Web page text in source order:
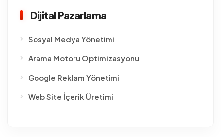
Dijital Pazarlama
Sosyal Medya Yönetimi
Arama Motoru Optimizasyonu
Google Reklam Yönetimi
Web Site İçerik Üretimi